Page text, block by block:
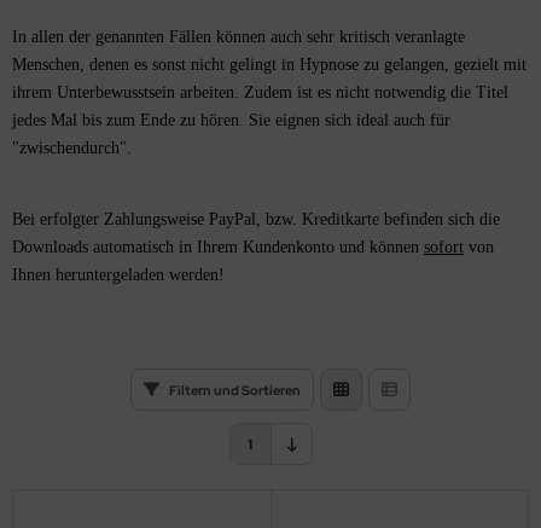
In allen der genannten Fällen können auch sehr kritisch veranlagte
Menschen, denen es sonst nicht gelingt in Hypnose zu gelangen, gezielt mit
ihrem Unterbewusstsein arbeiten. Zudem ist es nicht notwendig die Titel
jedes Mal bis zum Ende zu hören. Sie eignen sich ideal auch für
"zwischendurch".
Bei erfolgter Zahlungsweise PayPal, bzw. Kreditkarte befinden sich die
Downloads automatisch in Ihrem Kundenkonto und können sofort von
Ihnen heruntergeladen werden!
Filtern und Sortieren
1